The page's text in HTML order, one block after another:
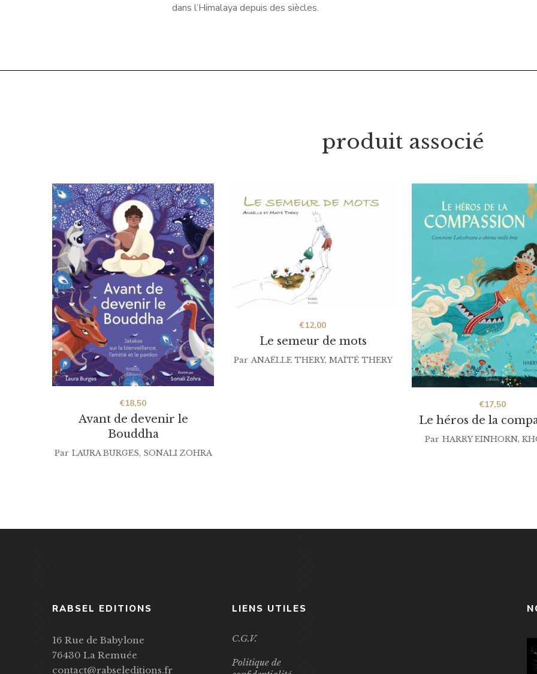
dans l’Himalaya depuis des siècles.
produit associé
Avant de devenir le
Bouddha
€18,50
Par LAURA BURGES, SONALI ZOHRA
Le semeur de mots
€12,00
Par ANAËLLE THERY, MAÏTÉ THERY
Le héros de la
€17,50
Par HARRY EINHORN,
RABSEL EDITIONS
16 Rue de Babylone
76430 La Remuée
contact@rabseleditions.fr
LIENS UTILES
C.G.V.
Politique de